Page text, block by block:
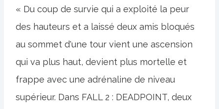
« Du coup de survie qui a exploité la peur
des hauteurs et a laissé deux amis bloqués
au sommet d'une tour vient une ascension
qui va plus haut, devient plus mortelle et
frappe avec une adrénaline de niveau
supérieur. Dans FALL 2 : DEADPOINT, deux